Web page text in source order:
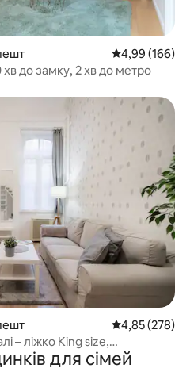
Середня
4,99 (166)
хв до замку, 2 хв до метро
Середня
4,85 (278)
– ліжко King size,
для сімей